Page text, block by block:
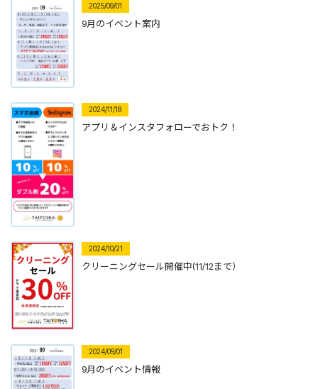
2025/09/01
9月のイベント案内
2024/11/18
アプリ＆インスタフォローでおトク！
2024/10/21
クリーニングセール開催中(11/12まで）
2024/09/01
9月のイベント情報